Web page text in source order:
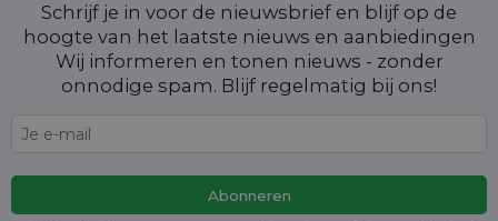
Schrijf je in voor de nieuwsbrief en blijf op de
hoogte van het laatste nieuws en aanbiedingen
Wij informeren en tonen nieuws - zonder
onnodige spam. Blijf regelmatig bij ons!